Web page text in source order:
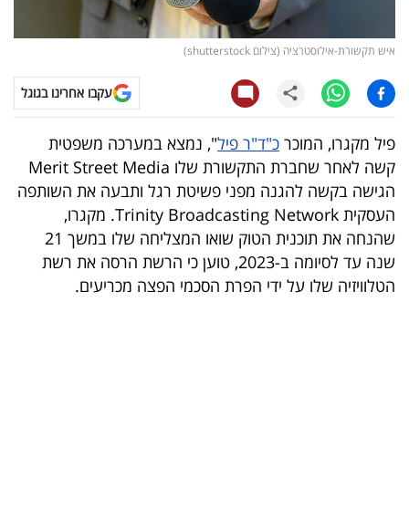
טלוויזיה
עסקי
ספורט
קריירה
ולימודים
מינויים
איש תקשורת-אילוסטרציה (צילום shutterstock)
עקבו אחרינו בגוגל
פיל מקגרו, המוכר כ"ד"ר פיל", נמצא במערכה משפטית
קשה לאחר שחברת התקשורת שלו Merit Street Media
הגישה בקשה להגנה מפני פשיטת רגל ותבעה את השותפה
העסקית Trinity Broadcasting Network. מקגרו,
שהנחה את תוכנית הטוק שואו המצליחה שלו במשך 21
שנה עד לסיומה ב-2023, טוען כי הרשת הרסה את רשת
הטלוויזיה שלו על ידי הפרת הסכמי הפצה מכריעים.